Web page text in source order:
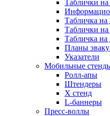
Таблички на
Табличка на
Таблички
Табличка на
Планы
Указатели
Мобильные
Ролл-апы
Штендеры
Х стенд
L-баннеры
Пресс-воллы